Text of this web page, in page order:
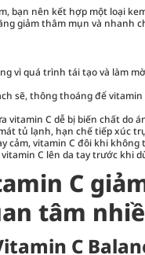
bạn nên kết hợp một loại
giảm thâm mụn và nhanh
vì quá trình tái tạo và làm
sẽ, thông thoáng để
vitamin C dễ bị biến chất do
tủ lạnh, hạn chế tiếp xúc
cảm, vitamin C đôi khi
C lên da tay trước khi
C
tâm
C